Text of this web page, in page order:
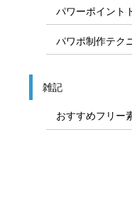
パワーポイント
パワポ制作テク
雑記
おすすめフリー